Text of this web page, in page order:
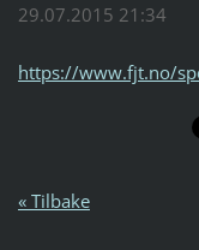
29.07.2015 21:34
https://www.fjt.no/
« Tilbake